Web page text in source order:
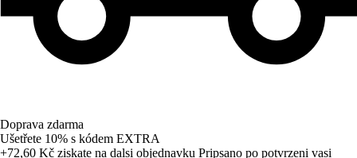
Doprava zdarma
Ušetřete 10% s kódem EXTRA
+72,60 Kč ziskate na dalsi objednavku Pripsano po potvrzeni vasi